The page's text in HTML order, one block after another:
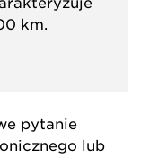
km.
pytanie
lub